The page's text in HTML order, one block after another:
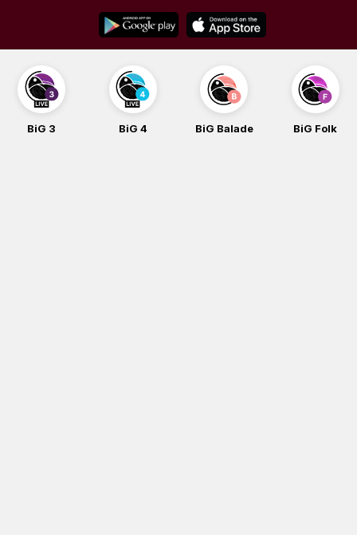
content
BiG 3 BiG 4 BiG Balade BiG Folk